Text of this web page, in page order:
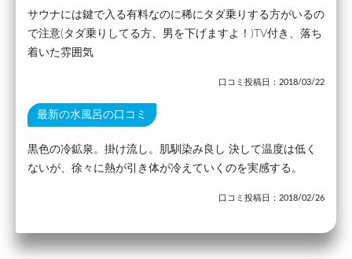
サウナには鍵で入る有料なのに稀にタダ乗りする方がいるの
で注意(タダ乗りしてる方、男を下げますよ！)TV付き、落ち
着いた雰囲気
口コミ投稿日：2018/03/22
最新の水風呂の口コミ
黒色の冷鉱泉。掛け流し。肌馴染み良し 決して温度は低く
ないが、徐々に熱が引き体が冷えていくのを実感する。
口コミ投稿日：2018/02/26